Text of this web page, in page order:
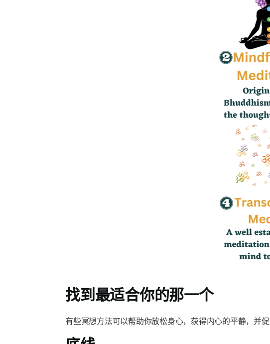
找到最适合你的那一个
有些冥想方法可以帮助你放松身心，获得内心的平静，并